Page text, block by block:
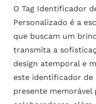
O Tag Identificador
Personalizado é a
que buscam um
transmita a
design atemporal e
este identificador de
presente memorável